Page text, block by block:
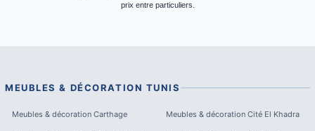
prix entre particuliers.
MEUBLES & DÉCORATION TUNIS
Meubles & décoration Carthage Meubles & décoration Cité El Khadra